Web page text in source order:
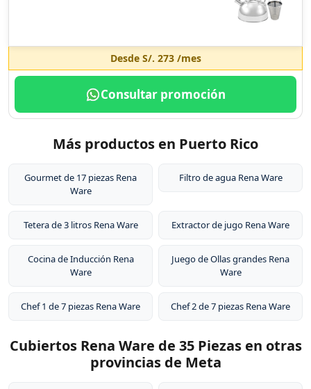
Desde S/. 273/mes
Consultar promoción
Más productos en Puerto Rico
Gourmet de 17 piezas Rena
Ware
Filtro de agua Rena Ware
Tetera de 3 litros Rena Ware Extractor de jugo Rena Ware
Cocina de Inducción Rena
Ware
Juego de Ollas grandes Rena
Ware
Chef 1 de 7 piezas Rena Ware Chef 2 de 7 piezas Rena Ware
Cubiertos Rena Ware de 35 Piezas en otras
provincias de Meta